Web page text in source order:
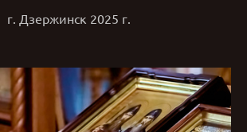
г. Дзержинск 2025 г.